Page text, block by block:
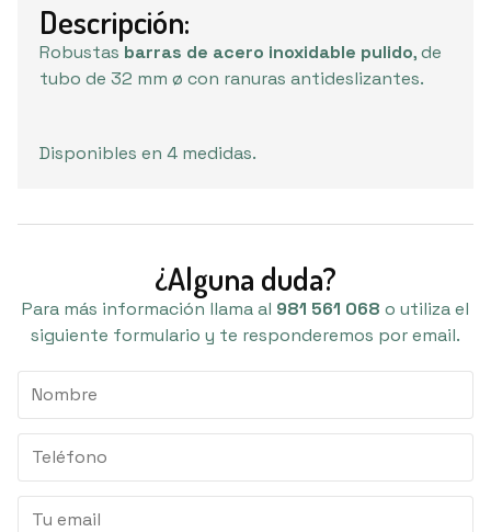
Descripción:
Robustas barras de acero inoxidable pulido, de
tubo de 32 mm ø con ranuras antideslizantes.
Disponibles en 4 medidas.
¿Alguna duda?
Para más información llama al 981 561 068 o utiliza el
siguiente formulario y te responderemos por email.